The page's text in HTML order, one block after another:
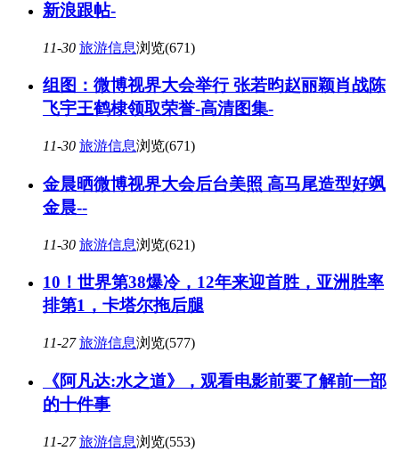
新浪跟帖-
11-30 旅游信息浏览(671)
组图：微博视界大会举行 张若昀赵丽颖肖战陈
飞宇王鹤棣领取荣誉-高清图集-
11-30 旅游信息浏览(671)
金晨晒微博视界大会后台美照 高马尾造型好飒
金晨--
11-30 旅游信息浏览(621)
10！世界第38爆冷，12年来迎首胜，亚洲胜率
排第1，卡塔尔拖后腿
11-27 旅游信息浏览(577)
《阿凡达:水之道》，观看电影前要了解前一部
的十件事
11-27 旅游信息浏览(553)